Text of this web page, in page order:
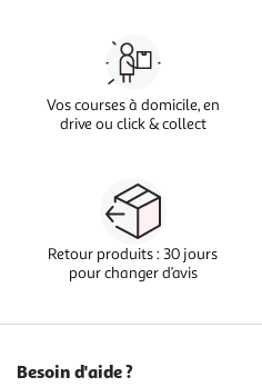
Vos courses à domicile, en
drive ou click & collect
Retour produits : 30 jours
pour changer d’avis
Besoin d'aide ?